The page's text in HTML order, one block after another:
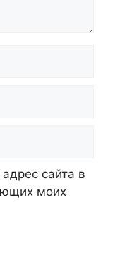
сайта в
моих